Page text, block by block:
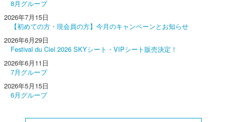
8月グループ
2026年7月15日
【初めての方・現会員の方】今月のキャンペーンとお知らせ
2026年6月29日
Festival du Ciel 2026 SKYシート・VIPシート販売決定！
2026年6月11日
7月グループ
2026年5月15日
6月グループ